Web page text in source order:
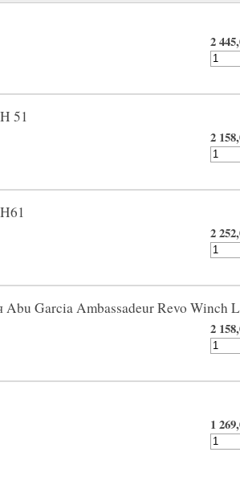
2
51
2
2
Abu Garcia Ambassadeur Revo Winch
2
1